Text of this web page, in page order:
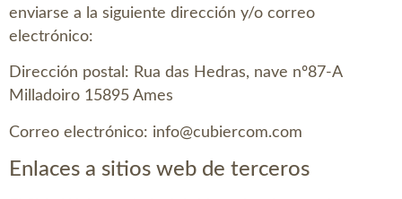
enviarse a la siguiente dirección y/o correo
electrónico:
Dirección postal: Rua das Hedras, nave nº87-A
Milladoiro 15895 Ames
Correo electrónico: info@cubiercom.com
Enlaces a sitios web de terceros